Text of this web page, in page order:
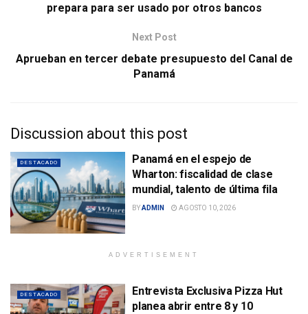
prepara para ser usado por otros bancos
Next Post
Aprueban en tercer debate presupuesto del Canal de
Panamá
Discussion about this post
DESTACADO
Panamá en el espejo de
Wharton: fiscalidad de clase
mundial, talento de última fila
BYADMIN AGOSTO 10, 2026
ADVERTISEMENT
DESTACADO
Entrevista Exclusiva Pizza Hut
planea abrir entre 8 y 10